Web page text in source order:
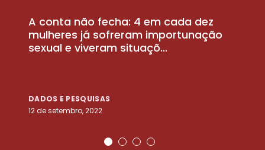
A conta não fecha: 4 em cada dez
mulheres já sofreram importunação
sexual e viveram situaçõ...
DADOS E PESQUISAS
12 de setembro, 2022